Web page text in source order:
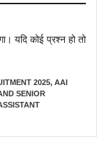
यदि कोई प्रश्न हो तो
2025, AAI
SENIOR